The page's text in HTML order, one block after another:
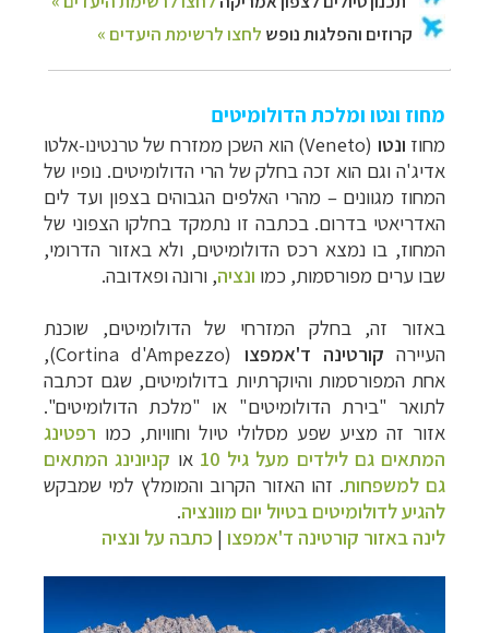
מחוז ונטו ומלכת הדולומיטים
מחוז ונטו (
Veneto) הוא השכן ממזרח של טרנטינו-אלטו
אדיג'ה וגם הוא זכה בחלק של הרי הדולומיטים. נופיו של
המחוז מגוונים– מהרי האלפים הגבוהים בצפון ועד לים
האדריאטי בדרום.בכתבה זו נתמקד בחלקו הצפוני של
המחוז, בו נמצא רכס הדולומיטים, ולא באזור הדרומי,
שבו ערים מפורסמות, כמו ונציה, ורונה ופאדובה.
באזור זה, בחלק המזרחי של הדולומיטים, שוכנת
העיירה קורטינה ד'אמפצו (
Cortina d'Ampezzo
),
אחת המפורסמות והיוקרתיות בדולומיטים, שגם זכתבה
לתואר "בירת הדולומיטים" או "מלכת הדולומיטים".
אזור זה מציע שפע מסלולי טיול וחוויות, כמו רפטינג
המתאים גם לילדים מעל גיל 10
או קניונינג המתאים
גם למשפחות. זהו האזור הקרוב והמומלץ למי שמבקש
להגיע לדולומיטים בטיול יום מוונציה.
לינה באזור קורטינה ד'אמפצו | כתבה על ונציה